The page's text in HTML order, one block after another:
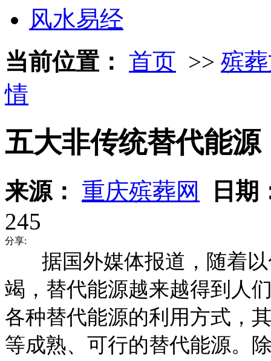
风水易经
当前位置： 首页 >> 殡
情
五大非传统替代能
来源： 重庆殡葬网
日期
245
分享:
据国外媒体报道，随着以
竭，替代能源越来越得到人
各种替代能源的利用方式，
等成熟、可行的替代能源。